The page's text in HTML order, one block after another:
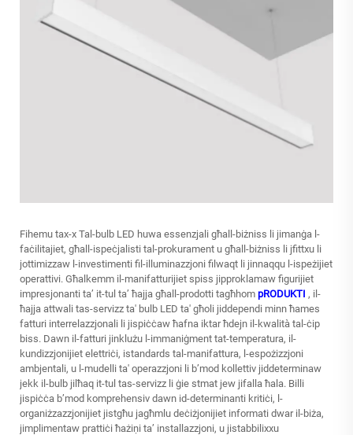
Fihemu tax-x Tal-bulb LED huwa essenzjali għall-biżniss li jimanġa l-
faċilitajiet, għall-ispeċjalisti tal-prokurament u għall-biżniss li jfittxu li
jottimizzaw l-investimenti fil-illuminazzjoni filwaqt li jinnaqqu l-ispeżijiet
operattivi. Għalkemm il-manifatturijiet spiss jipproklamaw figurijiet
impresjonanti ta’ it-tul ta’ ħajja għall-prodotti tagħhom pRODUKTI , il-
ħajja attwali tas-servizz ta' bulb LED ta' għoli jiddependi minn ħames
fatturi interrelazzjonali li jispiċċaw ħafna iktar ħdejn il-kwalità tal-ċip
biss. Dawn il-fatturi jinklużu l-immaniġment tat-temperatura, il-
kundizzjonijiet elettriċi, istandards tal-manifattura, l-espożizzjoni
ambjentali, u l-mudelli ta' operazzjoni li b’mod kollettiv jiddeterminaw
jekk il-bulb jilħaq it-tul tas-servizz li ġie stmat jew jifalla ħala. Billi
jispiċċa b’mod komprehensiv dawn id-determinanti kritiċi, l-
organiżzazzjonijiet jistgħu jagħmlu deċiżjonijiet informati dwar il-biża,
jimplimentaw prattiċi ħażiṇi ta’ installazzjoni, u jistabbilixxu